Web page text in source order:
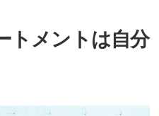
トメントは自分